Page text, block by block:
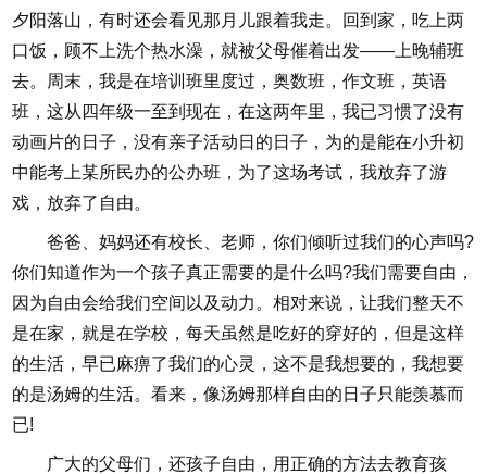
夕阳落山，有时还会看见那月儿跟着我走。回到家，吃上两
口饭，顾不上洗个热水澡，就被父母催着出发——上晚辅班
去。周末，我是在培训班里度过，奥数班，作文班，英语
班，这从四年级一至到现在，在这两年里，我已习惯了没有
动画片的日子，没有亲子活动日的日子，为的是能在小升初
中能考上某所民办的公办班，为了这场考试，我放弃了游
戏，放弃了自由。
爸爸、妈妈还有校长、老师，你们倾听过我们的心声吗?
你们知道作为一个孩子真正需要的是什么吗?我们需要自由，
因为自由会给我们空间以及动力。相对来说，让我们整天不
是在家，就是在学校，每天虽然是吃好的穿好的，但是这样
的生活，早已麻痹了我们的心灵，这不是我想要的，我想要
的是汤姆的生活。看来，像汤姆那样自由的日子只能羡慕而
已!
广大的父母们，还孩子自由，用正确的方法去教育孩